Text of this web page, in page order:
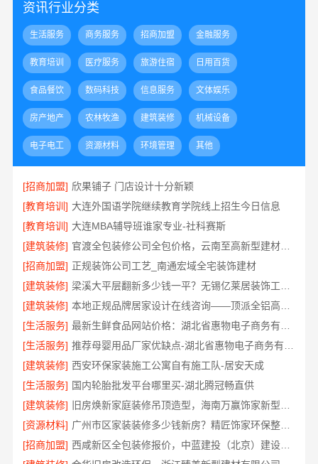
资讯行业分类
生活服务 商务服务 招商加盟 金融服务
教育培训 医疗服务 旅游住宿 日用百货
食品餐饮 数码科技 信息服务 文体娱乐
房产地产 农林牧渔 建筑装修 机械设备
电子电工 资源材料 环境管理 其他
[招商加盟] 欣果铺子 门店设计十分新颖
[教育培训] 大连外国语学院继续教育学院线上招生今日信息
[教育培训] 大连MBA辅导班谁家专业-社科赛斯
[建筑装修]
官渡全包装修公司全包价格，云南至高新型建材有限公司
[招商加盟] 正规装饰公司工艺_南通宏域全宅装饰建材
[建筑装修]
[建筑装修]
[生活服务]
[生活服务]
[建筑装修] 西安环保家装施工公寓自有施工队-居安天成
[生活服务] 国内轮胎批发平台哪里买-湖北腾冠畅直供
[建筑装修]
[资源材料]
广州市区家装装修多少钱新房？精匠饰家环保整装方案
[招商加盟]
西咸新区全包装修报价，中蓝建投（北京）建设有限公司武功分公司透明